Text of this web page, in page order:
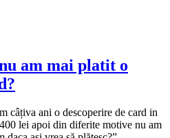
am mai platit o
câțiva ani o descoperire de card in
lei apoi din diferite motive nu am